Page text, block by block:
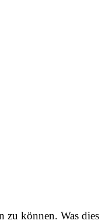
können. Was